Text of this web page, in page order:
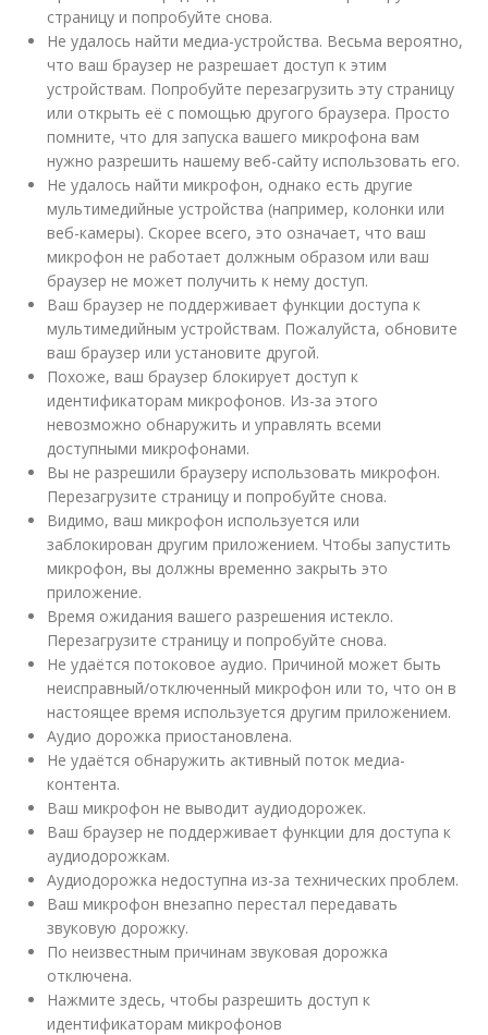
страницу и попробуйте снова.
Не удалось найти медиа-устройства. Весьма вероятно,
что ваш браузер не разрешает доступ к этим
устройствам. Попробуйте перезагрузить эту страницу
или открыть её с помощью другого браузера. Просто
помните, что для запуска вашего микрофона вам
нужно разрешить нашему веб-сайту использовать его.
Не удалось найти микрофон, однако есть другие
мультимедийные устройства (например, колонки или
веб-камеры). Скорее всего, это означает, что ваш
микрофон не работает должным образом или ваш
браузер не может получить к нему доступ.
Ваш браузер не поддерживает функции доступа к
мультимедийным устройствам. Пожалуйста, обновите
ваш браузер или установите другой.
Похоже, ваш браузер блокирует доступ к
идентификаторам микрофонов. Из-за этого
невозможно обнаружить и управлять всеми
доступными микрофонами.
Вы не разрешили браузеру использовать микрофон.
Перезагрузите страницу и попробуйте снова.
Видимо, ваш микрофон используется или
заблокирован другим приложением. Чтобы запустить
микрофон, вы должны временно закрыть это
приложение.
Время ожидания вашего разрешения истекло.
Перезагрузите страницу и попробуйте снова.
Не удаётся потоковое аудио. Причиной может быть
неисправный/отключенный микрофон или то, что он в
настоящее время используется другим приложением.
Аудио дорожка приостановлена.
Не удаётся обнаружить активный поток медиа-
контента.
Ваш микрофон не выводит аудиодорожек.
Ваш браузер не поддерживает функции для доступа к
аудиодорожкам.
Аудиодорожка недоступна из-за технических проблем.
Ваш микрофон внезапно перестал передавать
звуковую дорожку.
По неизвестным причинам звуковая дорожка
отключена.
Нажмите здесь, чтобы разрешить доступ к
идентификаторам микрофонов